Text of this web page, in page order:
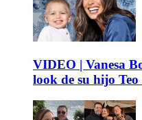
VIDEO | Vanesa
look de su hijo